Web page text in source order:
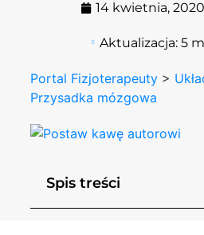
14 kwietnia, 2020
Aktualizacja: 5
Portal Fizjoterapeuty >
Przysadka mózgowa
Spis treści